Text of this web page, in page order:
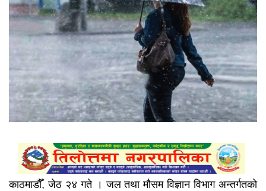
काठमाडौँ, जेठ २४ गते । जल तथा मौसम विज्ञान विभाग अन्तर्गतको